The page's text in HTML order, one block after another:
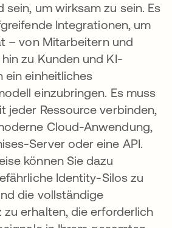
sein, um wirksam zu sein. Es
Integrationen, um
– von Mitarbeitern und
zu Kunden und KI-
ein einheitliches
einzubringen. Es muss
jeder Ressource verbinden,
Cloud-Anwendung,
Server oder eine API.
können Sie dazu
Identity-Silos zu
die vollständige
zu erhalten, die erforderlich